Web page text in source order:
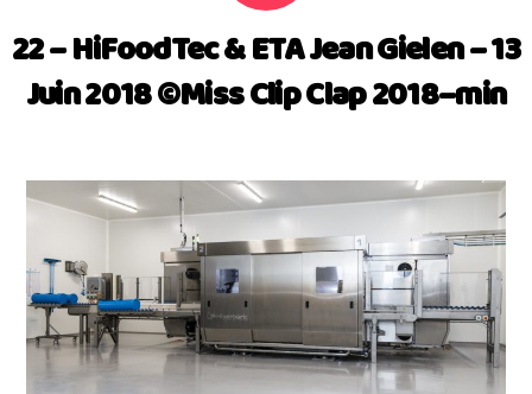
22 – HiFoodTec & ETA Jean Gielen – 13
Juin 2018 ©Miss Clip Clap 2018–min